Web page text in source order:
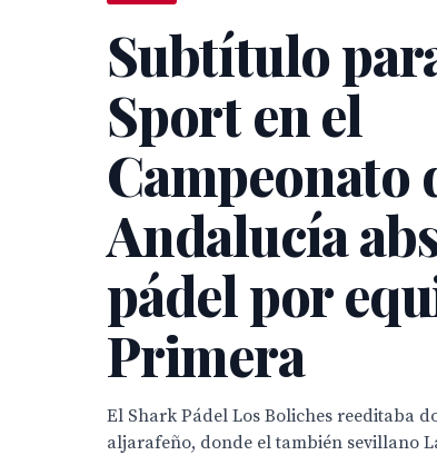
Subtítulo
Sport en el
Campeonato
Andalucía
pádel por
Primera
El Shark Pádel Los Boliches reeditaba
aljarafeño, donde el también sevillano